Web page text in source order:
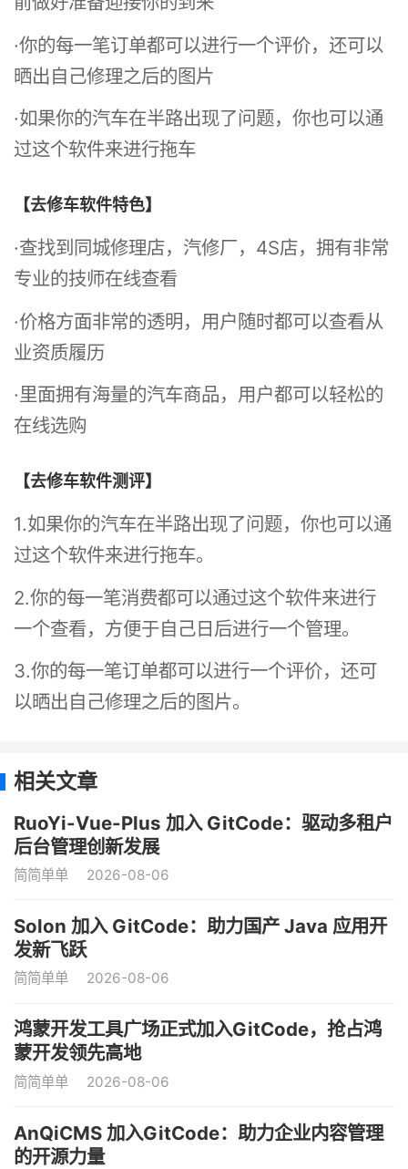
·你的每一笔订单都可以进行一个评价，还可以
晒出自己修理之后的图片
·如果你的汽车在半路出现了问题，你也可以通
过这个软件来进行拖车
【去修车软件特色】
·查找到同城修理店，汽修厂，4S店，拥有非常
专业的技师在线查看
·价格方面非常的透明，用户随时都可以查看从
业资质履历
·里面拥有海量的汽车商品，用户都可以轻松的
在线选购
【去修车软件测评】
1.如果你的汽车在半路出现了问题，你也可以通
过这个软件来进行拖车。
2.你的每一笔消费都可以通过这个软件来进行
一个查看，方便于自己日后进行一个管理。
3.你的每一笔订单都可以进行一个评价，还可
以晒出自己修理之后的图片。
相关文章
RuoYi-Vue-Plus 加入 GitCode：驱动多租户
后台管理创新发展
简简单单 2026-08-06
Solon 加入 GitCode：助力国产 Java 应用开
发新飞跃
简简单单 2026-08-06
鸿蒙开发工具广场正式加入GitCode，抢占鸿
蒙开发领先高地
简简单单 2026-08-06
AnQiCMS 加入GitCode：助力企业内容管理
的开源力量